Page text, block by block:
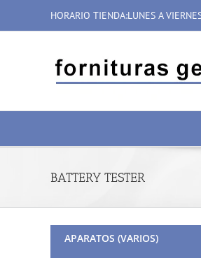
contenido
HORARIO TIENDA:LUNES A
BATTERY TESTER
APARATOS (VARIOS)